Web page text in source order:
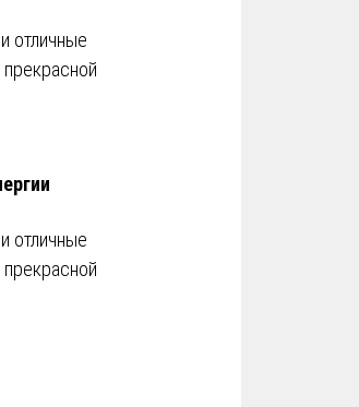
отличные
отличные